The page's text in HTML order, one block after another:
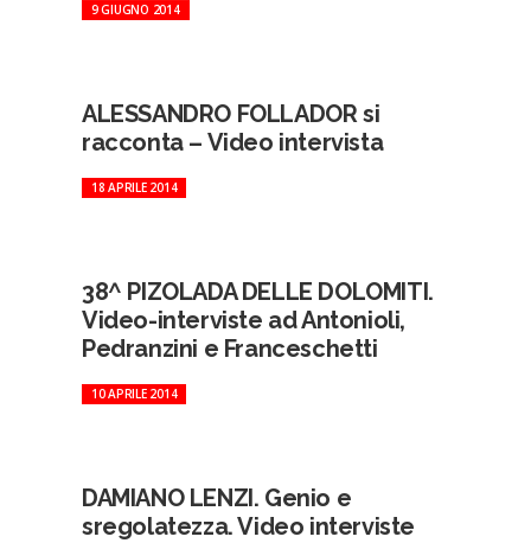
9 GIUGNO 2014
ALESSANDRO FOLLADOR si
racconta – Video intervista
18 APRILE 2014
38^ PIZOLADA DELLE DOLOMITI.
Video-interviste ad Antonioli,
Pedranzini e Franceschetti
10 APRILE 2014
DAMIANO LENZI. Genio e
sregolatezza. Video interviste